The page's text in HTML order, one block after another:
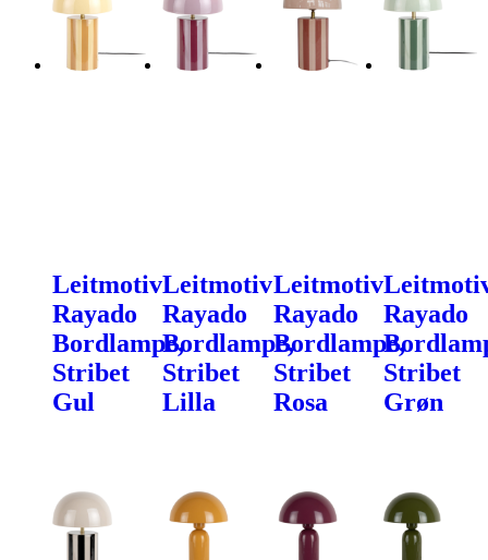
Leitmotiv
Rayado
Bordlampe,
Stribet
Gul
Leitmotiv
Rayado
Bordlampe,
Stribet
Lilla
Leitmotiv
Rayado
Bordlampe,
Stribet
Rosa
Rayado
Stribet
Grøn